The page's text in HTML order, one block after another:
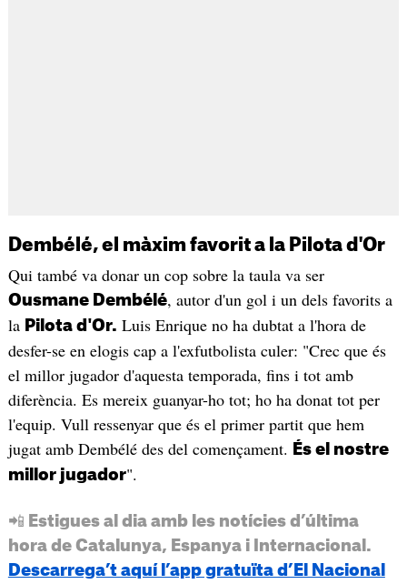
Dembélé, el màxim favorit a la Pilota d'Or
Qui també va donar un cop sobre la taula va ser
Ousmane Dembélé, autor d'un gol i un dels favorits a
la Pilota d'Or. Luis Enrique no ha dubtat a l'hora de
desfer-se en elogis cap a l'exfutbolista culer: "Crec que és
el millor jugador d'aquesta temporada, fins i tot amb
diferència. Es mereix guanyar-ho tot; ho ha donat tot per
l'equip. Vull ressenyar que és el primer partit que hem
jugat amb Dembélé des del començament.
És el nostre
millor jugador".
📲 Estigues al dia amb les notícies d’última
hora de Catalunya, Espanya i Internacional.
Descarrega’t aquí l’app gratuïta d’El Nacional